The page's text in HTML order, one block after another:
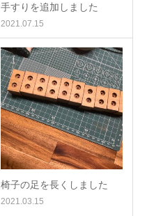
手すりを追加しました
2021.07.15
椅子の足を長くしました
2021.03.15